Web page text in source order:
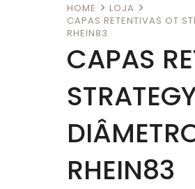
HOME
LOJA
CAPAS RETENTIVAS OT
RHEIN83
CAPAS
RHEIN83